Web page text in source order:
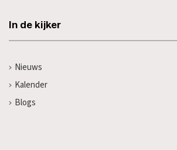
In de kijker
Nieuws
Kalender
Blogs